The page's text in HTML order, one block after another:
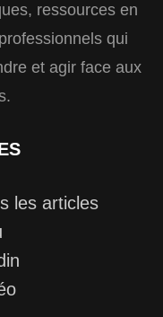
ressources en
qui
et agir face aux
les articles